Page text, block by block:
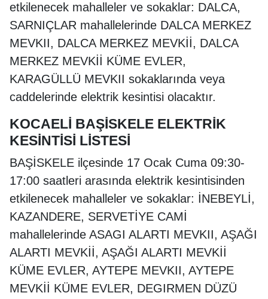
etkilenecek mahalleler ve sokaklar: DALCA,
SARNIÇLAR mahallelerinde DALCA MERKEZ
MEVKII, DALCA MERKEZ MEVKİİ, DALCA
MERKEZ MEVKİİ KÜME EVLER,
KARAGÜLLÜ MEVKII sokaklarında veya
caddelerinde elektrik kesintisi olacaktır.
KOCAELİ BAŞİSKELE ELEKTRİK
KESİNTİSİ LİSTESİ
BAŞİSKELE ilçesinde 17 Ocak Cuma 09:30-
17:00 saatleri arasında elektrik kesintisinden
etkilenecek mahalleler ve sokaklar: İNEBEYLİ,
KAZANDERE, SERVETİYE CAMİ
mahallelerinde ASAGI ALARTI MEVKII, AŞAĞI
ALARTI MEVKİİ, AŞAĞI ALARTI MEVKİİ
KÜME EVLER, AYTEPE MEVKII, AYTEPE
MEVKİİ KÜME EVLER, DEGIRMEN DÜZÜ